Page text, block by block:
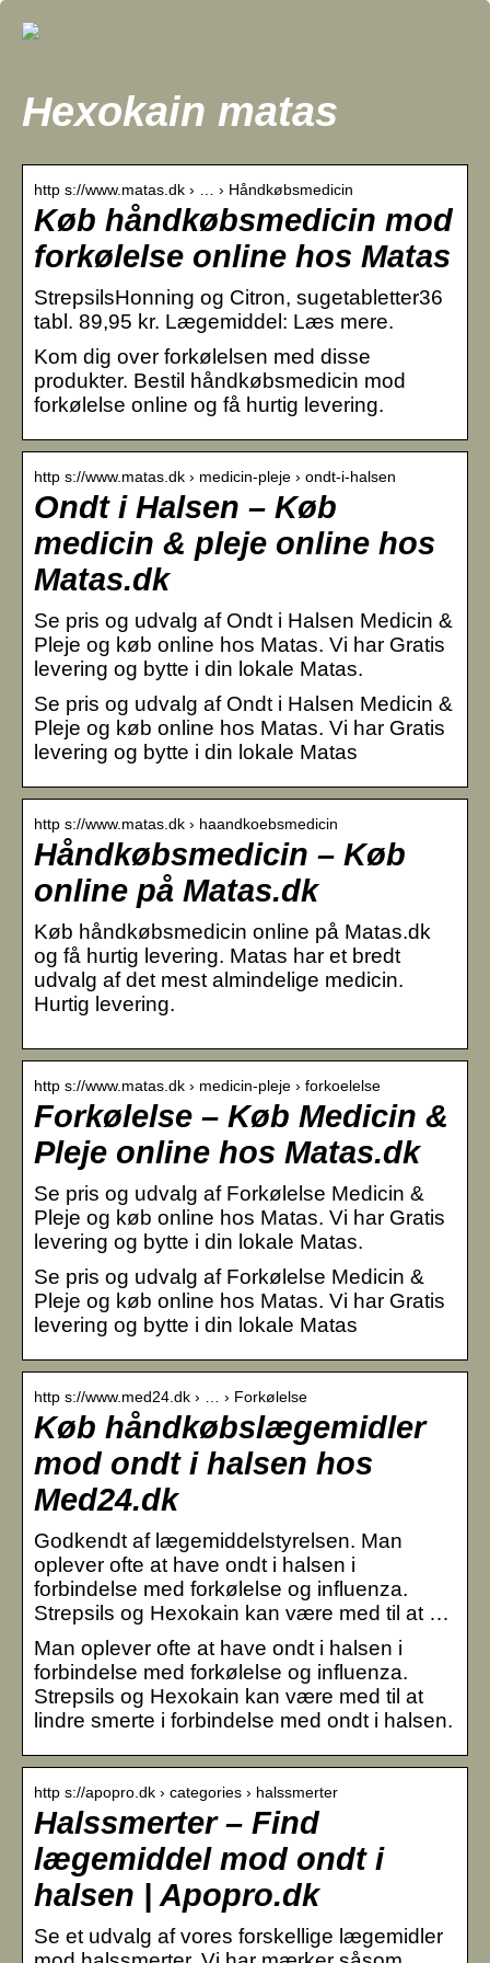
Hexokain matas
http s://www.matas.dk › … › Håndkøbsmedicin
Køb håndkøbsmedicin mod
forkølelse online hos Matas
StrepsilsHonning og Citron, sugetabletter36
tabl. 89,95 kr. Lægemiddel: Læs mere.
Kom dig over forkølelsen med disse
produkter. Bestil håndkøbsmedicin mod
forkølelse online og få hurtig levering.
http s://www.matas.dk › medicin-pleje › ondt-i-halsen
Ondt i Halsen – Køb
medicin & pleje online hos
Matas.dk
Se pris og udvalg af Ondt i Halsen Medicin &
Pleje og køb online hos Matas. Vi har Gratis
levering og bytte i din lokale Matas.
Se pris og udvalg af Ondt i Halsen Medicin &
Pleje og køb online hos Matas. Vi har Gratis
levering og bytte i din lokale Matas
http s://www.matas.dk › haandkoebsmedicin
Håndkøbsmedicin – Køb
online på Matas.dk
Køb håndkøbsmedicin online på Matas.dk
og få hurtig levering. Matas har et bredt
udvalg af det mest almindelige medicin.
Hurtig levering.
http s://www.matas.dk › medicin-pleje › forkoelelse
Forkølelse – Køb Medicin &
Pleje online hos Matas.dk
Se pris og udvalg af Forkølelse Medicin &
Pleje og køb online hos Matas. Vi har Gratis
levering og bytte i din lokale Matas.
Se pris og udvalg af Forkølelse Medicin &
Pleje og køb online hos Matas. Vi har Gratis
levering og bytte i din lokale Matas
http s://www.med24.dk › … › Forkølelse
Køb håndkøbslægemidler
mod ondt i halsen hos
Med24.dk
Godkendt af lægemiddelstyrelsen. Man
oplever ofte at have ondt i halsen i
forbindelse med forkølelse og influenza.
Strepsils og Hexokain kan være med til at …
Man oplever ofte at have ondt i halsen i
forbindelse med forkølelse og influenza.
Strepsils og Hexokain kan være med til at
lindre smerte i forbindelse med ondt i halsen.
http s://apopro.dk › categories › halssmerter
Halssmerter – Find
lægemiddel mod ondt i
halsen | Apopro.dk
Se et udvalg af vores forskellige lægemidler